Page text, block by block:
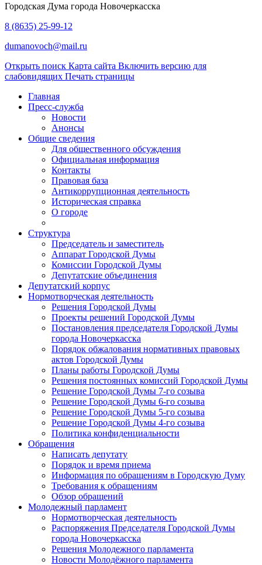
Городская Дума города Новочеркасска
8 (8635) 25-99-12
dumanovoch@mail.ru
Открыть поиск Карта сайта Включить версию для
слабовидящих Печать страницы
Главная
Пресс-служба
Новости
Анонсы
Общие сведения
Для общественного обсуждения
Официальная информация
Контакты
Правовая база
Антикоррупционная деятельность
Историческая справка
О городе
Структура
Председатель и заместитель
Аппарат Городской Думы
Комиссии Городской Думы
Депутатские объединения
Депутатский корпус
Нормотворческая деятельность
Решения Городской Думы
Проекты решений Городской Думы
Постановления председателя Городской Думы
города Новочеркасска
Порядок обжалования нормативных правовых
актов Городской Думы
Планы работы Городской Думы
Решения постоянных комиссий Городской Думы
Решение Городской Думы 7-го созыва
Решение Городской Думы 6-го созыва
Решение Городской Думы 5-го созыва
Решение Городской Думы 4-го созыва
Политика конфиденциальности
Обращения
Написать депутату
Порядок и время приема
Информация по обращениям в Городскую Думу
Требования к обращениям
Обзор обращений
Молодежный парламент
Нормотворческая деятельность
Распоряжения Председателя Городской Думы
города Новочеркасска
Решения Молодежного парламента
Новости Молодёжного парламента